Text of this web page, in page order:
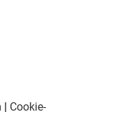
| Cookie-